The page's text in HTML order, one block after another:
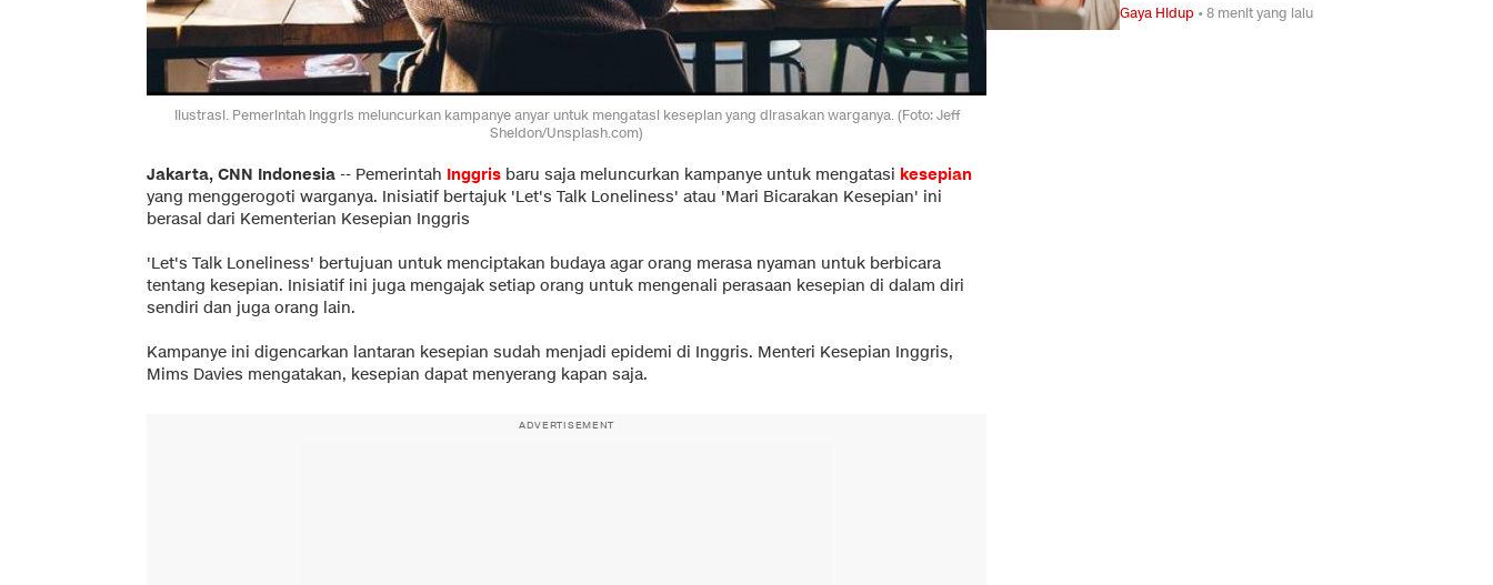
Ilustrasi. Pemerintah Inggris meluncurkan kampanye anyar untuk mengatasi kesepian yang dirasakan warganya. (Foto: Jeff
Sheldon/Unsplash.com)
Jakarta, CNN Indonesia -- Pemerintah Inggris baru saja meluncurkan kampanye untuk mengatasi kesepian
yang menggerogoti warganya. Inisiatif bertajuk 'Let's Talk Loneliness' atau 'Mari Bicarakan Kesepian' ini
berasal dari Kementerian Kesepian Inggris
'Let's Talk Loneliness' bertujuan untuk menciptakan budaya agar orang merasa nyaman untuk berbicara
tentang kesepian. Inisiatif ini juga mengajak setiap orang untuk mengenali perasaan kesepian di dalam diri
sendiri dan juga orang lain.
Kampanye ini digencarkan lantaran kesepian sudah menjadi epidemi di Inggris. Menteri Kesepian Inggris,
Mims Davies mengatakan, kesepian dapat menyerang kapan saja.
ADVERTISEMENT
Gaya Hidup •8 menit yang lalu